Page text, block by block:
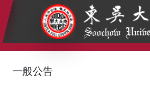
:::
一般公告